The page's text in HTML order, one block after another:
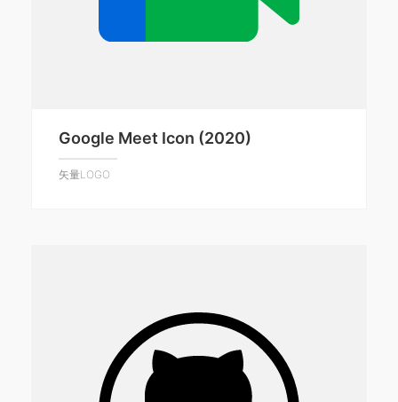
Google Meet Icon (2020)
矢量LOGO